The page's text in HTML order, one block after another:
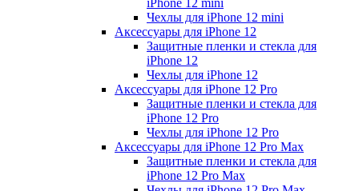
Чехлы для iPhone 12 mini
Аксессуары для iPhone 12
Защитные пленки и стекла для
iPhone 12
Чехлы для iPhone 12
Аксессуары для iPhone 12 Pro
Защитные пленки и стекла для
iPhone 12 Pro
Чехлы для iPhone 12 Pro
Аксессуары для iPhone 12 Pro Max
Защитные пленки и стекла для
iPhone 12 Pro Max